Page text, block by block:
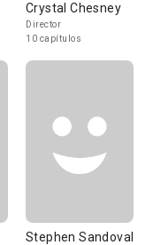
Crystal Chesney
Director
10 capítulos
Stephen Sandoval